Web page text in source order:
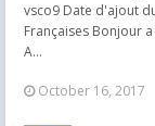
vsco9 Date d'ajout
Françaises Bonjour
A...
October 16, 2017